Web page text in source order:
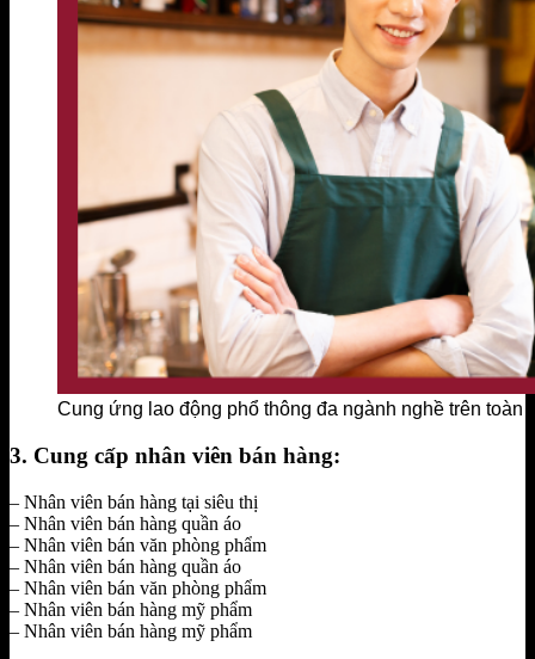
Cung ứng lao động phổ thông đa ngành nghề trên toàn
3. Cung cấp nhân viên bán hàng:
– Nhân viên bán hàng tại siêu thị
– Nhân viên bán hàng quần áo
– Nhân viên bán văn phòng phẩm
– Nhân viên bán hàng quần áo
– Nhân viên bán văn phòng phẩm
– Nhân viên bán hàng mỹ phẩm
– Nhân viên bán hàng mỹ phẩm